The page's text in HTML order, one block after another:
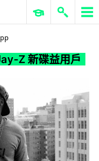
Z 新碟益用戶
ERP 與商業 AI
Z 新碟益用戶